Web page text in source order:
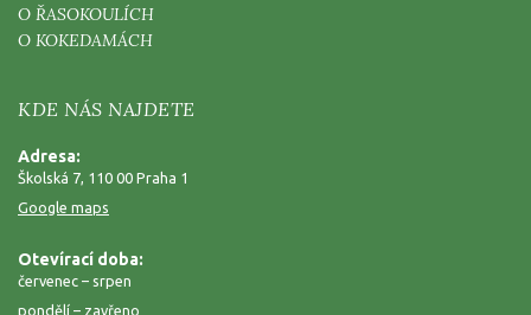
O ŘASOKOULÍCH
O KOKEDAMÁCH
KDE NÁS NAJDETE
Adresa:
Školská 7, 110 00 Praha 1
Google maps
Otevírací doba:
červenec – srpen
pondělí – zavřeno